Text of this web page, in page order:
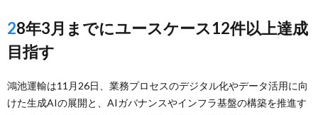
28年3月までにユースケース12件以上達成
目指す
鴻池運輸は11月26日、業務プロセスのデジタル化やデータ活用に向
けた生成AIの展開と、AIガバナンスやインフラ基盤の構築を推進す